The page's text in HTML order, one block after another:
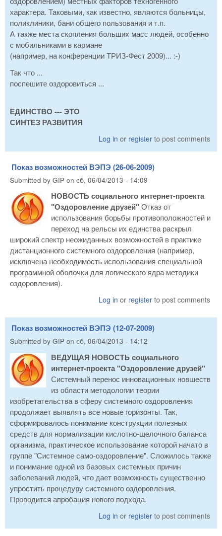
характера. Таковыми, как известно, являются больницы,
поликлиники, бани общего пользования и т.п.
А также места скопления больших масс людей, особенно
с мобильниками в кармане
(например, на конференции ТРИЗ-Фест 2009)... :-)
Так что ...
поспешите оздоровиться ...
ЕДИНСТВО --- ЭТО
СИНТЕЗ РАЗВИТИЯ
Log in or register to post comments
Показ возможностей ВЭПЭ (26-06-2009)
Submitted by GIP on сб, 06/04/2013 - 14:09
НОВОСТЬ социального интернет-проекта
"Оздоровление друзей"Отказ от
использования борьбы противоположностей и
переход на рельсы их единства раскрыл
широкий спектр неожиданных возможностей в практике
дистанционного системного оздоровления (например,
исключена необходимость использования специальной
программной оболочки для логического ядра методики
оздоровления).
Log in or register to post comments
Показ возможностей ВЭПЭ (12-07-2009)
Submitted by GIP on сб, 06/04/2013 - 14:12
ВЕДУЩАЯ НОВОСТЬ социального
интернет-проекта "Оздоровление друзей"
Системный перенос инновационных новшеств
из области методологии теории
изобретательства в сферу системного оздоровления
продолжает выявлять все новые горизонты. Так,
сформировалось понимание конструкции полезных
средств для нормализации кислотно-щелочного баланса
организма, практическое использование которой начато в
группе "Системное само-оздоровление". Сложилось также
и понимание одной из базовых системных причин
заболеваний людей, что дает возможность существенно
упростить процедуру системного оздоровления.
Проводится апробация нового подхода.
Log in or register to post comments